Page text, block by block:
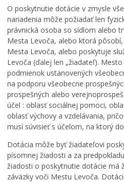
O poskytnutie dotácie v zmysle
nariadenia môže požiadať len
právnická osoba so sídlom alebo
Mesta Levoča, alebo ktorá
Mesta Levoča, alebo poskytuje
Levoča (ďalej len „žiadateľ).
podmienok ustanovených
na podporu všeobecne
prospešných alebo
účel : oblasť sociálnej pomoci,
oblasť výchovy a vzdelávania,
musí súvisieť s účelom, na ktorý
Dotácia môže byť žiadateľovi
písomnej žiadosti a za
žiadosti o poskytnutie dotácie má
záväzky voči Mestu Levoča.